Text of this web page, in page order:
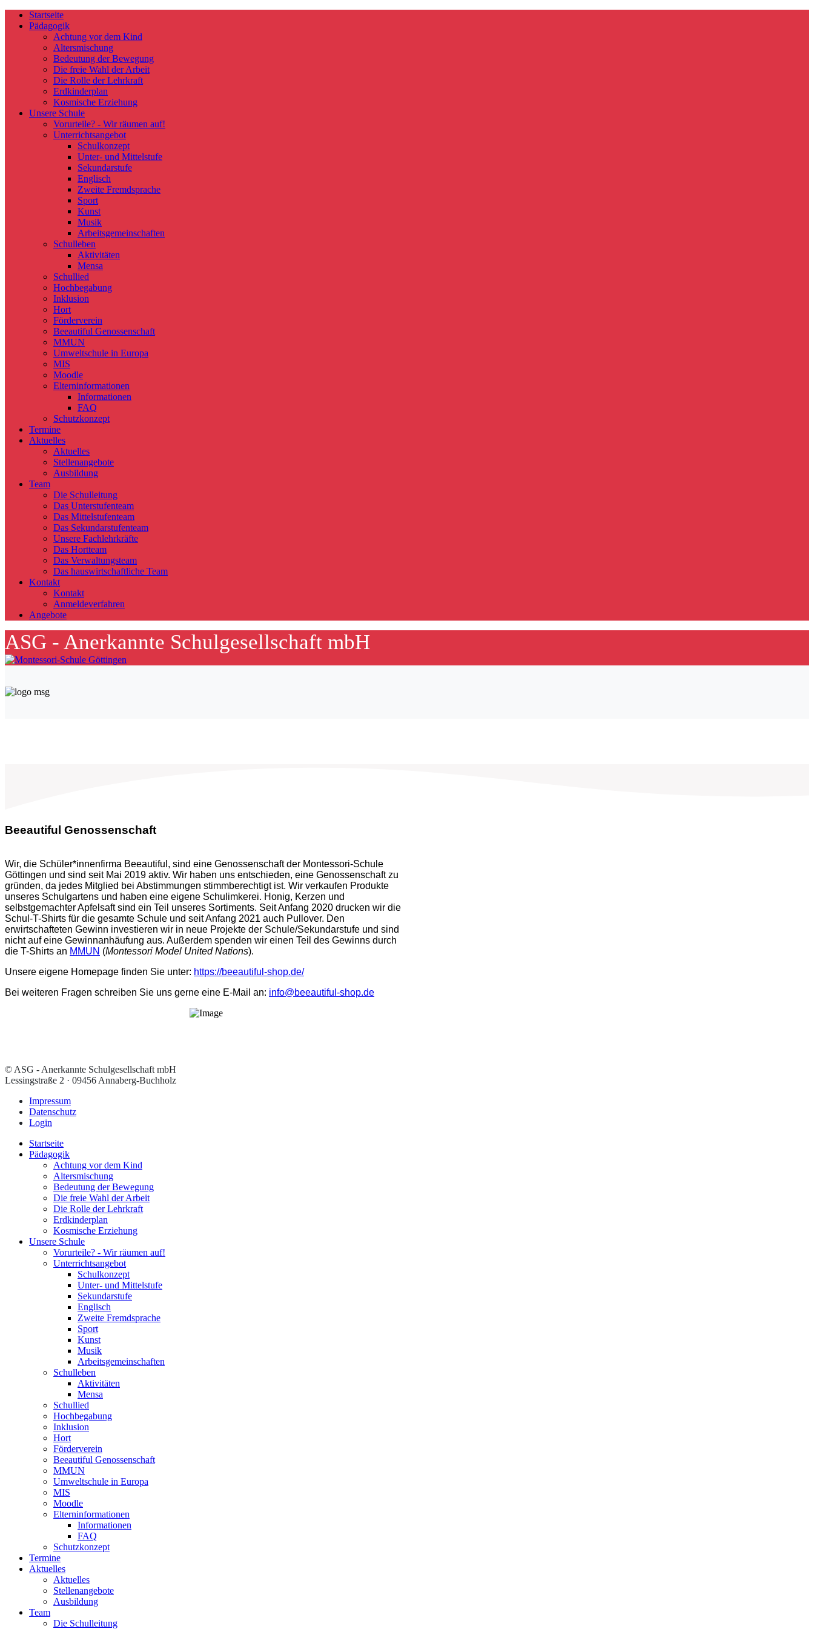
Startseite
Pädagogik
Achtung vor dem Kind
Altersmischung
Bedeutung der Bewegung
Die freie Wahl der Arbeit
Die Rolle der Lehrkraft
Erdkinderplan
Kosmische Erziehung
Unsere Schule
Vorurteile? - Wir räumen auf!
Unterrichtsangebot
Schulkonzept
Unter- und Mittelstufe
Sekundarstufe
Englisch
Zweite Fremdsprache
Sport
Kunst
Musik
Arbeitsgemeinschaften
Schulleben
Aktivitäten
Mensa
Schullied
Hochbegabung
Inklusion
Hort
Förderverein
Beeautiful Genossenschaft
MMUN
Umweltschule in Europa
MIS
Moodle
Elterninformationen
Informationen
FAQ
Schutzkonzept
Termine
Aktuelles
Aktuelles
Stellenangebote
Ausbildung
Team
Die Schulleitung
Das Unterstufenteam
Das Mittelstufenteam
Das Sekundarstufenteam
Unsere Fachlehrkräfte
Das Hortteam
Das Verwaltungsteam
Das hauswirtschaftliche Team
Kontakt
Kontakt
Anmeldeverfahren
Angebote
ASG - Anerkannte Schulgesellschaft mbH
Beeautiful Genossenschaft
Wir, die Schüler*innenfirma Beeautiful, sind eine Genossenschaft der Montessori-Schule
Göttingen und sind seit Mai 2019 aktiv. Wir haben uns entschieden, eine Genossenschaft zu
gründen, da jedes Mitglied bei Abstimmungen stimmberechtigt ist. Wir verkaufen Produkte
unseres Schulgartens und haben eine eigene Schulimkerei. Honig, Kerzen und
selbstgemachter Apfelsaft sind ein Teil unseres Sortiments. Seit Anfang 2020 drucken wir die
Schul-T-Shirts für die gesamte Schule und seit Anfang 2021 auch Pullover. Den
erwirtschafteten Gewinn investieren wir in neue Projekte der Schule/Sekundarstufe und sind
nicht auf eine Gewinnanhäufung aus. Außerdem spenden wir einen Teil des Gewinns durch
die T-Shirts an MMUN (Montessori Model United Nations).
Unsere eigene Homepage finden Sie unter: https://beeautiful-shop.de/
Bei weiteren Fragen schreiben Sie uns gerne eine E-Mail an: info@beeautiful-shop.de
© ASG - Anerkannte Schulgesellschaft mbH
Lessingstraße 2 · 09456 Annaberg-Buchholz
Impressum
Datenschutz
Login
Startseite
Pädagogik
Achtung vor dem Kind
Altersmischung
Bedeutung der Bewegung
Die freie Wahl der Arbeit
Die Rolle der Lehrkraft
Erdkinderplan
Kosmische Erziehung
Unsere Schule
Vorurteile? - Wir räumen auf!
Unterrichtsangebot
Schulkonzept
Unter- und Mittelstufe
Sekundarstufe
Englisch
Zweite Fremdsprache
Sport
Kunst
Musik
Arbeitsgemeinschaften
Schulleben
Aktivitäten
Mensa
Schullied
Hochbegabung
Inklusion
Hort
Förderverein
Beeautiful Genossenschaft
MMUN
Umweltschule in Europa
MIS
Moodle
Elterninformationen
Informationen
FAQ
Schutzkonzept
Termine
Aktuelles
Aktuelles
Stellenangebote
Ausbildung
Team
Die Schulleitung